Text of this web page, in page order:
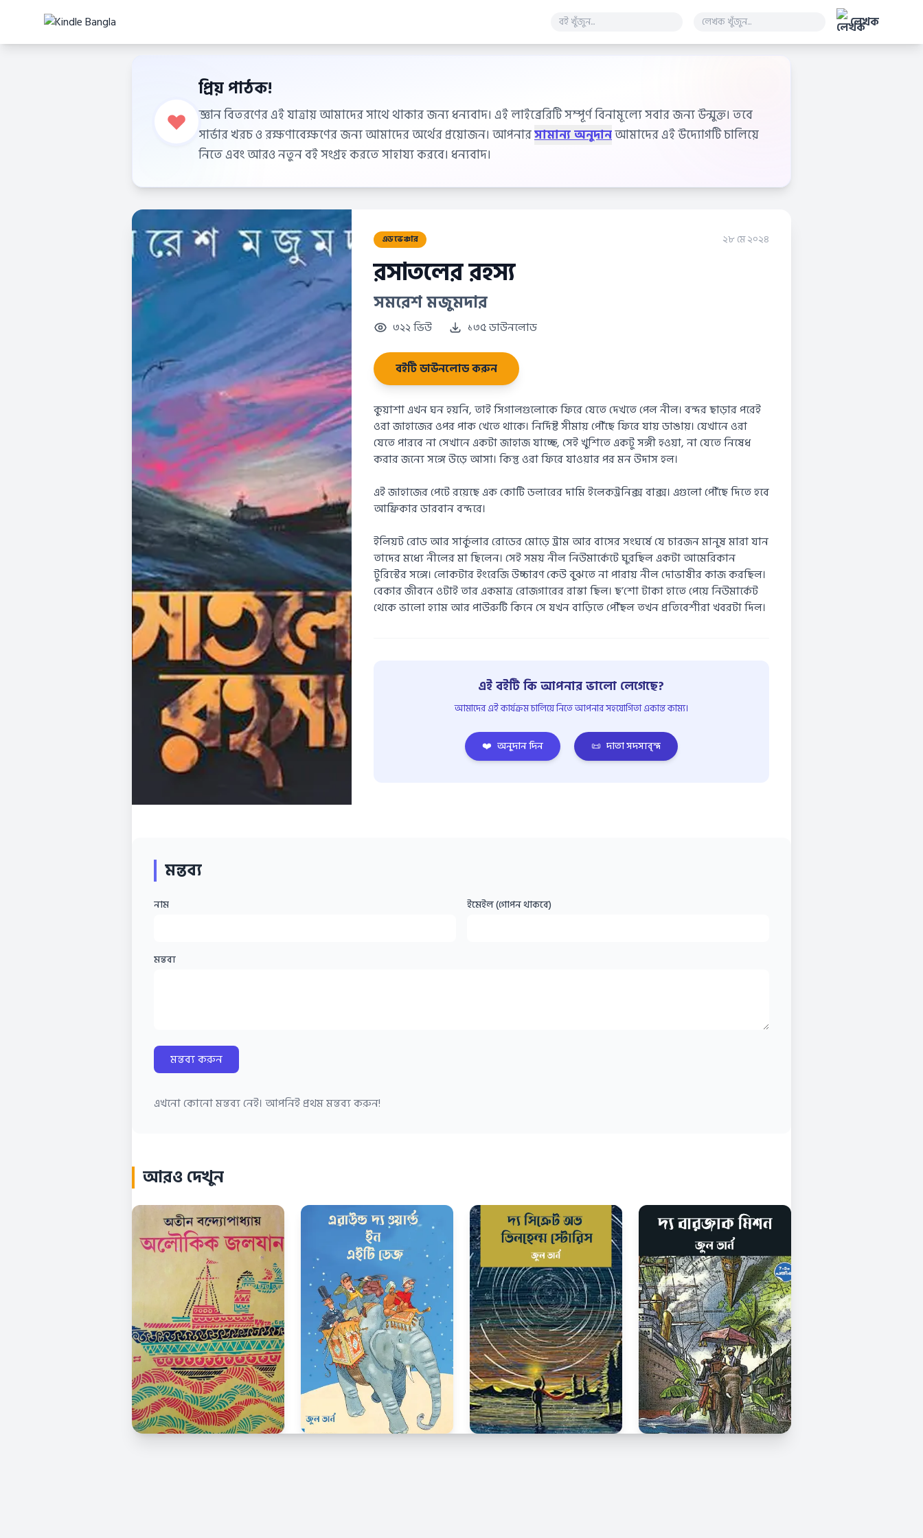
লেখক
প্রিয় পাঠক!
জ্ঞান বিতরণের এই যাত্রায় আমাদের সাথে থাকার জন্য ধন্যবাদ। এই লাইব্রেরিটি সম্পূর্ণ বিনামূল্যে সবার জন্য উন্মুক্ত। তবে
সার্ভার খরচ ও রক্ষণাবেক্ষণের জন্য আমাদের অর্থের প্রয়োজন। আপনার
সামান্য অনুদানআমাদের এই উদ্যোগটি চালিয়ে
নিতে এবং আরও নতুন বই সংগ্রহ করতে সাহায্য করবে। ধন্যবাদ।
এডভেঞ্চার ২৮ মে ২০২৪
রসাতলের রহস্য
সমরেশ মজুমদার
৩২২ ভিউ ১৩৫ ডাউনলোড
বইটি ডাউনলোড করুন
কুয়াশা এখন ঘন হয়নি, তাই সিগালগুলোকে ফিরে যেতে দেখতে পেল নীল। বন্দর ছাড়ার পরেই
ওরা জাহাজের ওপর পাক খেতে থাকে। নির্দিষ্ট সীমায় পৌঁছে ফিরে যায় ডাঙায়। যেখানে ওরা
যেতে পারবে না সেখানে একটা জাহাজ যাচ্ছে, সেই খুশিতে একটু সঙ্গী হওয়া, না যেতে নিষেধ
করার জন্যে সঙ্গে উড়ে আসা। কিন্তু ওরা ফিরে যাওয়ার পর মন উদাস হল।
এই জাহাজের পেটে রয়েছে এক কোটি ডলারের দামি ইলেকট্রনিক্স বাক্স। এগুলো পৌঁছে দিতে হবে
আফ্রিকার ডারবান বন্দরে।
ইলিয়ট রোড আর সার্কুলার রোডের মোড়ে ট্রাম আর বাসের সংঘর্ষে যে চারজন মানুষ মারা যান
তাদের মধ্যে নীলের মা ছিলেন। সেই সময় নীল নিউমার্কেটে ঘুরছিল একটা আমেরিকান
টুরিস্টের সঙ্গে। লোকটার ইংরেজি উচ্চারণ কেউ বুঝতে না পারায় নীল দোভাষীর কাজ করছিল।
বেকার জীবনে ওটাই তার একমাত্র রোজগারের রাস্তা ছিল। ছ’শো টাকা হাতে পেয়ে নিউমার্কেট
থেকে ভালো হ্যাম আর পাউরুটি কিনে সে যখন বাড়িতে পৌঁছল তখন প্রতিবেশীরা খবরটা দিল।
এই বইটি কি আপনার ভালো লেগেছে?
আমাদের এই কার্যক্রম চালিয়ে নিতে আপনার সহযোগিতা একান্ত কাম্য।
❤️ অনুদান দিন 📜 দাতা সদস্যবৃন্দ
মন্তব্য
নাম ইমেইল (গোপন থাকবে)
মন্তব্য
মন্তব্য করুন
এখনো কোনো মন্তব্য নেই। আপনিই প্রথম মন্তব্য করুন!
আরও দেখুন